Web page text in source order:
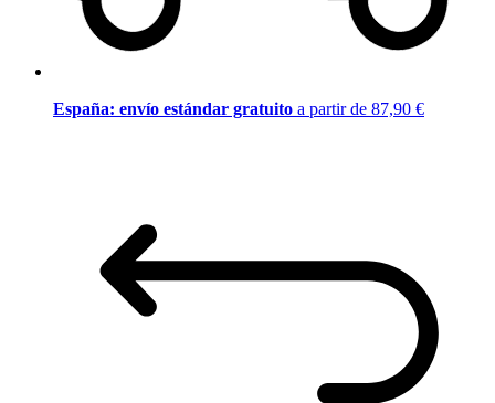
España: envío estándar gratuito a partir de 87,90 €